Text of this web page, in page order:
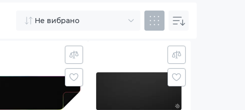
Не вибрано